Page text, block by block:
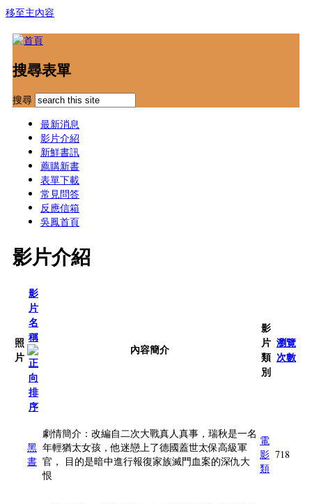
移至主內容
搜尋表單
搜尋
最新消息
影片介紹
新鮮書訊
薦購新書
表單下載
常見問答
反應信箱
吳鳳首頁
影片介紹
照
片
影
片
名
稱
內容簡介
影
片
類
別
瀏覽
次數
黑
書
劇情簡介：改編自二次大戰真人真事，瑞秋是一名
年輕猶太女孩，他迷戀上了德國蓋世太保高級軍
官， 目的是暗中進行報復家族滅門血案的深仇大
恨
電
影
類
718